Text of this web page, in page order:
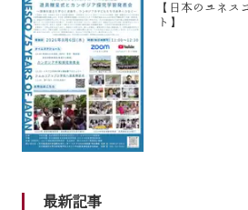
【日本のユネス
ト】
最新記事